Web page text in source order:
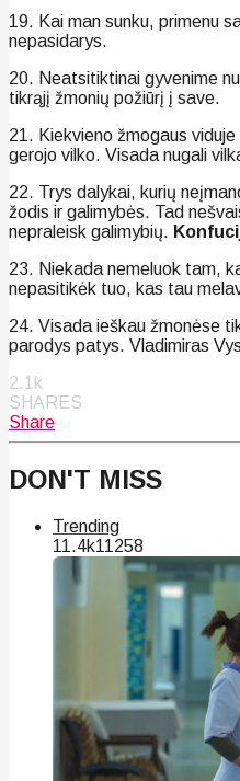
19. Kai man sunku, primenu
nepasidarys.
20. Neatsitiktinai gyvenime
tikrąjį žmonių požiūrį į save.
21. Kiekvieno žmogaus
gerojo vilko. Visada nugali
22. Trys dalykai, kurių
žodis ir galimybės. Tad
nepraleisk galimybių.
23. Niekada nemeluok tam,
nepasitikėk tuo, kas tau
24. Visada ieškau žmonėse
parodys patys. Vladimiras
2.1k
SHARES
Share
DON'T MISS
Trending
11.4k11258